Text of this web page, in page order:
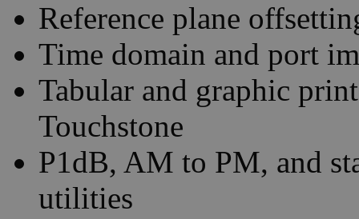
Reference plane
Time domain and port
Tabular and graphic
Touchstone
P1dB, AM to PM, and
utilities